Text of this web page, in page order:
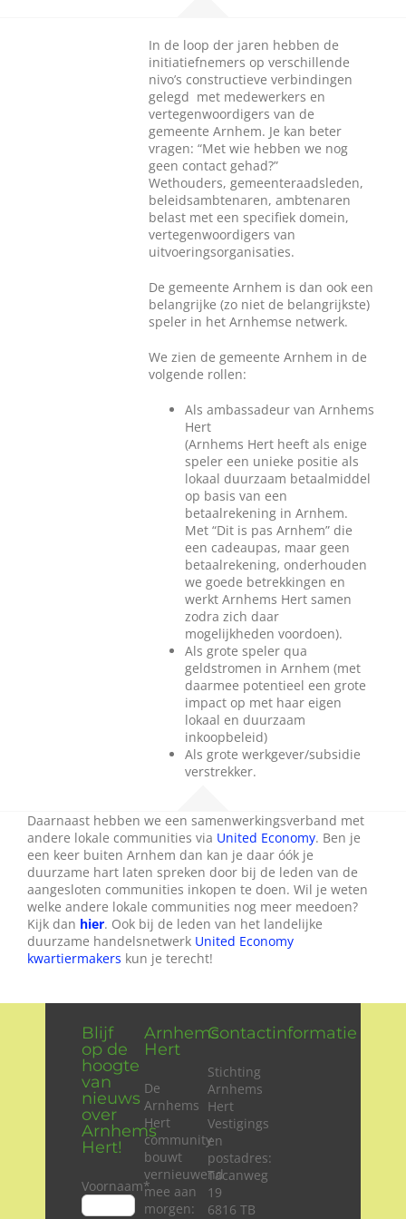
In de loop der jaren hebben de
initiatiefnemers op verschillende
nivo’s constructieve verbindingen
gelegd met medewerkers en
vertegenwoordigers van de
gemeente Arnhem. Je kan beter
vragen: “Met wie hebben we nog
geen contact gehad?”
Wethouders, gemeenteraadsleden,
beleidsambtenaren, ambtenaren
belast met een specifiek domein,
vertegenwoordigers van
uitvoeringsorganisaties.
De gemeente Arnhem is dan ook een
belangrijke (zo niet de belangrijkste)
speler in het Arnhemse netwerk.
We zien de gemeente Arnhem in de
volgende rollen:
Als ambassadeur van Arnhems
Hert
(Arnhems Hert heeft als enige
speler een unieke positie als
lokaal duurzaam betaalmiddel
op basis van een
betaalrekening in Arnhem.
Met “Dit is pas Arnhem” die
een cadeaupas, maar geen
betaalrekening, onderhouden
we goede betrekkingen en
werkt Arnhems Hert samen
zodra zich daar
mogelijkheden voordoen).
Als grote speler qua
geldstromen in Arnhem (met
daarmee potentieel een grote
impact op met haar eigen
lokaal en duurzaam
inkoopbeleid)
Als grote werkgever/subsidie
verstrekker.
Daarnaast hebben we een samenwerkingsverband met
andere lokale communities via United Economy. Ben je
een keer buiten Arnhem dan kan je daar óók je
duurzame hart laten spreken door bij de leden van de
aangesloten communities inkopen te doen. Wil je weten
welke andere lokale communities nog meer meedoen?
Kijk dan hier. Ook bij de leden van het landelijke
duurzame handelsnetwerk United Economy
kwartiermakers kun je terecht!
Blijf
op de
hoogte
van
nieuws
over
Arnhems
Hert!
Voornaam*
Arnhems
Hert
De
Arnhems
Hert
community
bouwt
vernieuwend
mee aan
morgen:
Contactinformatie
Stichting
Arnhems
Hert
Vestigings
en
postadres:
Tacanweg
19
6816 TB